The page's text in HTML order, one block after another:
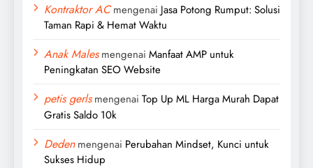
Kontraktor ACmengenai Jasa Potong Rumput: Solusi
Taman Rapi & Hemat Waktu
Anak Malesmengenai Manfaat AMP untuk
Peningkatan SEO Website
petis gerlsmengenai Top Up ML Harga Murah Dapat
Gratis Saldo 10k
Dedenmengenai Perubahan Mindset, Kunci untuk
Sukses Hidup